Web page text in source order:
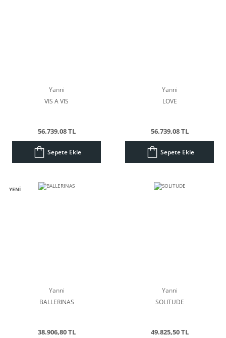
Yanni
VIS A VIS
56.739,08 TL
Sepete Ekle
Yanni
LOVE
56.739,08 TL
Sepete Ekle
YENİ
Yanni
BALLERINAS
38.906,80 TL
Yanni
SOLITUDE
49.825,50 TL